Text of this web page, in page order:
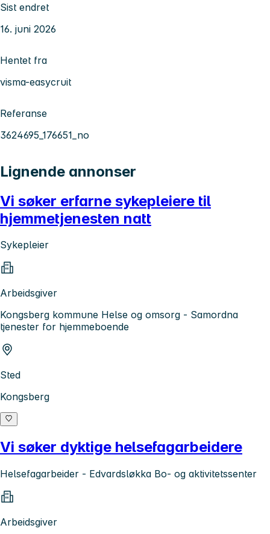
Sist endret
16. juni 2026
Hentet fra
visma-easycruit
Referanse
3624695_176651_no
Lignende annonser
Vi søker erfarne sykepleiere til
hjemmetjenesten natt
Sykepleier
Arbeidsgiver
Kongsberg kommune Helse og omsorg - Samordna
tjenester for hjemmeboende
Sted
Kongsberg
Vi søker dyktige helsefagarbeidere
Helsefagarbeider - Edvardsløkka Bo- og aktivitetssenter
Arbeidsgiver